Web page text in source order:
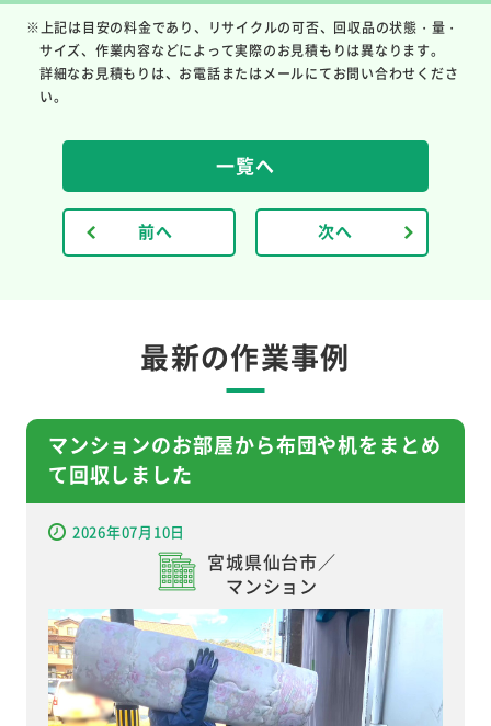
※上記は目安の料金であり、リサイクルの可否、回収品の状態・量・
サイズ、作業内容などによって実際のお見積もりは異なります。
詳細なお見積もりは、お電話またはメールにてお問い合わせくださ
い。
前へ
一覧へ
次へ
最新の作業事例
マンションのお部屋から布団や机をまとめ
て回収しました
2026年07月10日
宮城県仙台市／
マンション